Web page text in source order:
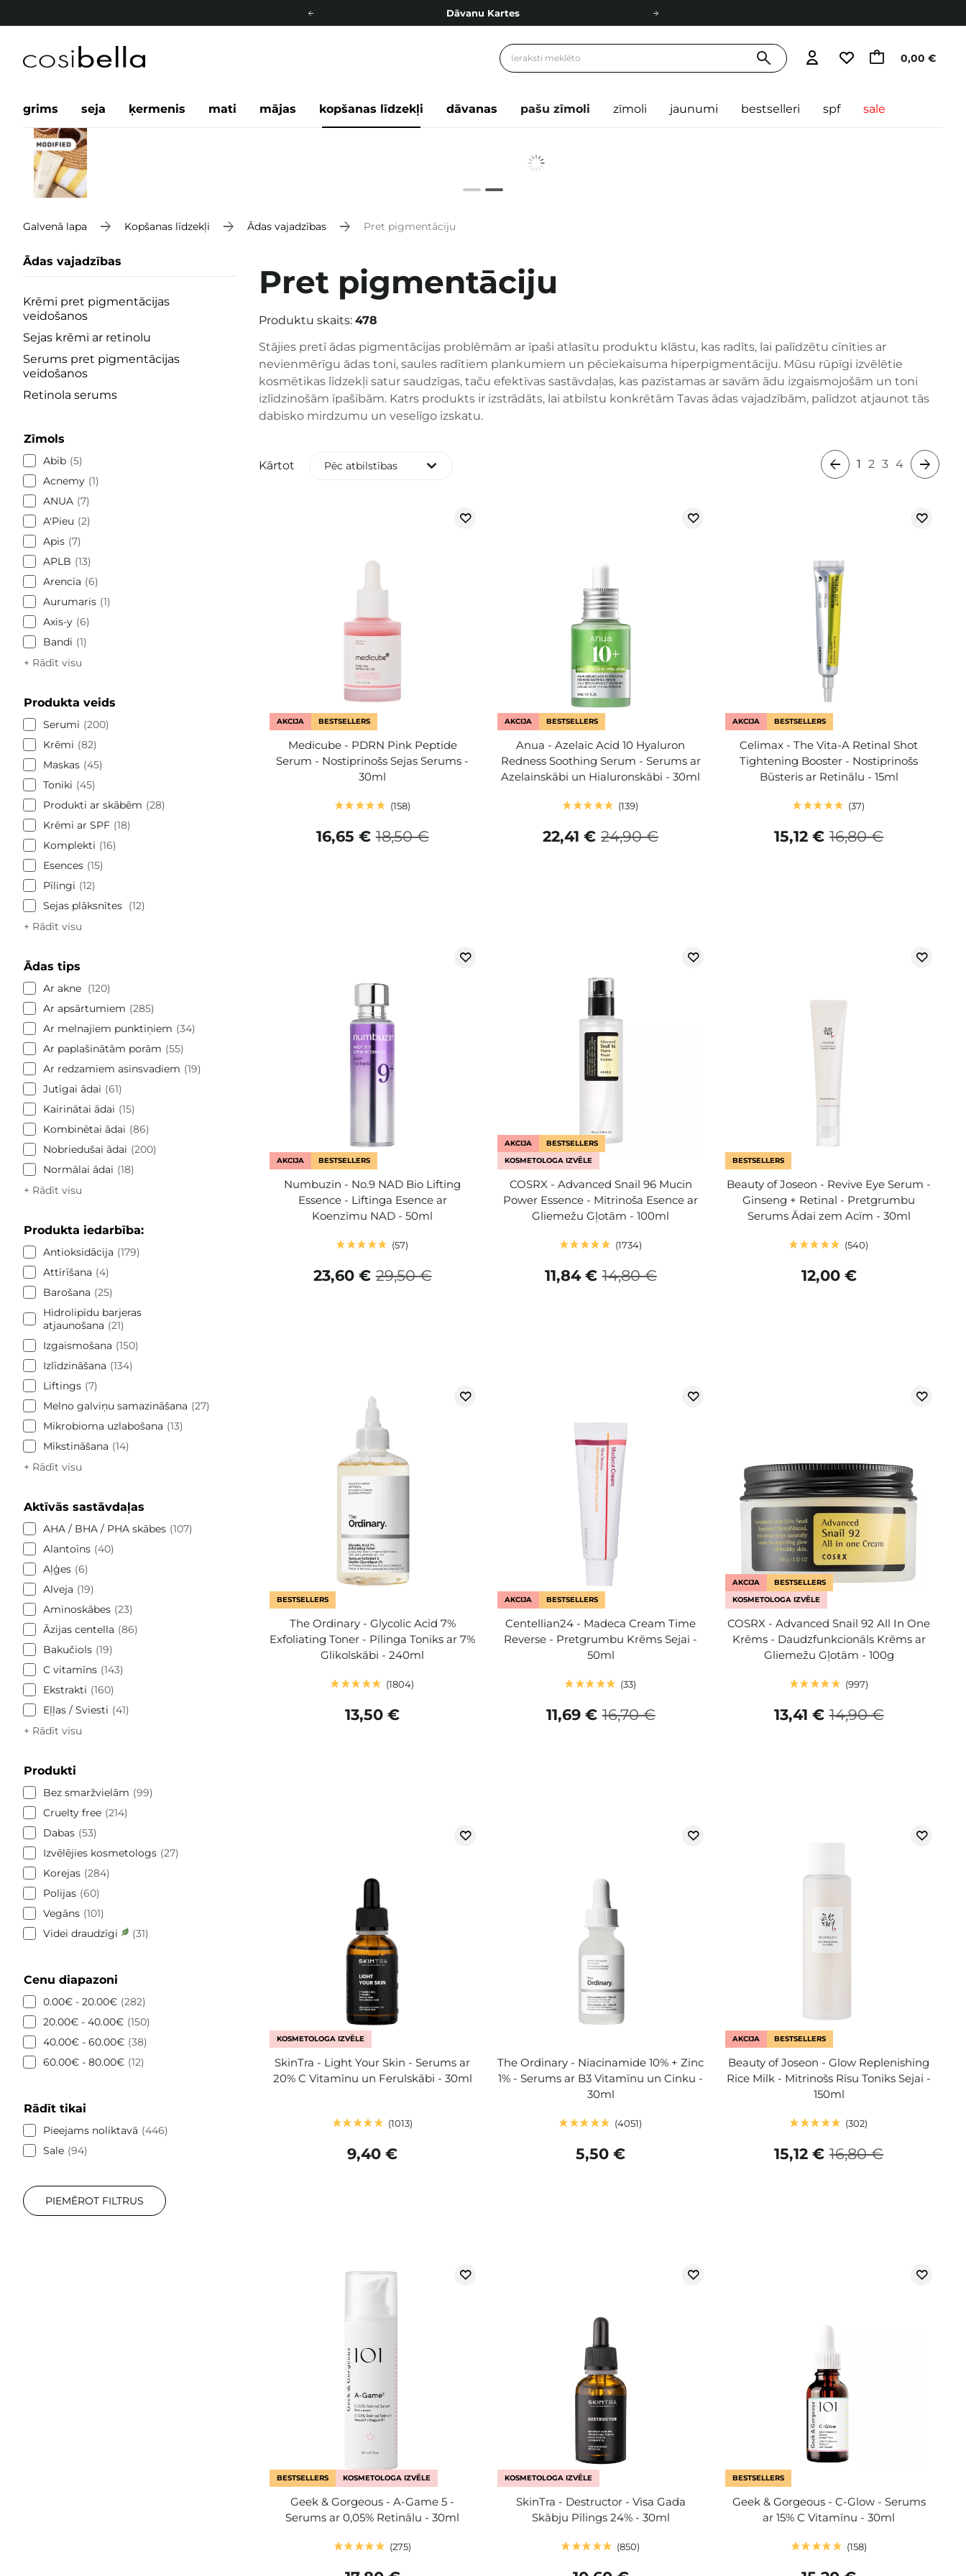
Dāvanu Kartes
Bezmaskas piegāde no 49,00 € 0,00 €
grims seja ķermenis mati mājas kopšanas līdzekļi dāvanas pašu zīmoli zīmoli jaunumi bestselleri spf sale
Galvenā lapa Kopšanas līdzekļi Ādas vajadzības Pret pigmentāciju
Ādas vajadzības
Krēmi pret pigmentācijas
veidošanos
Sejas krēmi ar retinolu
Serums pret pigmentācijas
veidošanos
Retinola serums
Zīmols
Abib 5
Acnemy 1
ANUA 7
A'Pieu
2
Apis 7
APLB
13
Arencia
6
Aurumaris 1
Axis-y 6
Bandi
1
+ Rādīt visu
Produkta veids
Serumi
200
Krēmi
82
Maskas 45
Toniki
45
Produkti ar skābēm
28
Krēmi ar SPF 18
Komplekti
16
Esences 15
Pīlingi
12
Sejas plāksnītes
12
+ Rādīt visu
Ādas tips
Ar akne
120
Ar apsārtumiem
285
Ar melnajiem punktiņiem
34
Ar paplašinātām porām
55
Ar redzamiem asinsvadiem
19
Jutīgai ādai
61
Kairinātai ādai
15
Kombinētai ādai
86
Nobriedušai ādai
200
Normālai ādai
18
+ Rādīt visu
Produkta iedarbība:
Antioksidācija
179
Attīrīšana
4
Barošana
25
Hidrolipīdu barjeras
atjaunošana
21
Izgaismošana
150
Izlīdzināšana
134
Liftings 7
Melno galviņu samazināšana
27
Mikrobioma uzlabošana
13
Mīkstināšana
14
+ Rādīt visu
Aktīvās sastāvdaļas
AHA / BHA / PHA skābes 107
Alantoīns 40
Aļģes 6
Alveja
19
Aminoskābes 23
Āzijas centella
86
Bakučiols 19
C vitamīns 143
Ekstrakti
160
Eļļas / Sviesti
41
+ Rādīt visu
Produkti
Bez smaržvielām
99
Cruelty free 214
Dabas 53
Izvēlējies kosmetologs 27
Korejas 284
Polijas 60
Vegāns 101
Videi draudzīgi
31
Cenu diapazoni
0.00€ - 20.00€ 282
20.00€ - 40.00€ 150
40.00€ - 60.00€ 38
60.00€ - 80.00€ 12
Rādīt tikai
Pieejams noliktavā
446
Sale 94
PIEMĒROT FILTRUS
Pret pigmentāciju
Produktu skaits: 478
Stājies pretī ādas pigmentācijas problēmām ar īpaši atlasītu produktu klāstu, kas radīts, lai palīdzētu cīnīties ar
nevienmērīgu ādas toni, saules radītiem plankumiem un pēciekaisuma hiperpigmentāciju. Mūsu rūpīgi izvēlētie
kosmētikas līdzekļi satur saudzīgas, taču efektīvas sastāvdaļas, kas pazīstamas ar savām ādu izgaismojošām un toni
izlīdzinošām īpašībām. Katrs produkts ir izstrādāts, lai atbilstu konkrētām Tavas ādas vajadzībām, palīdzot atjaunot tās
dabisko mirdzumu un veselīgo izskatu.
Kārtot Pēc atbilstības 1 2 3 4
AKCIJA BESTSELLERS
Medicube - PDRN Pink Peptide
Serum - Nostiprinošs Sejas Serums -
30ml
158
18,50 €
16,65 €
AKCIJA BESTSELLERS
Anua - Azelaic Acid 10 Hyaluron
Redness Soothing Serum - Serums ar
Azelainskābi un Hialuronskābi - 30ml
139
24,90 €
22,41 €
AKCIJA BESTSELLERS
Celimax - The Vita-A Retinal Shot
Tightening Booster - Nostiprinošs
Būsteris ar Retinālu - 15ml
37
16,80 €
15,12 €
AKCIJA BESTSELLERS
Numbuzin - No.9 NAD Bio Lifting
Essence - Liftinga Esence ar
Koenzīmu NAD - 50ml
57
29,50 €
23,60 €
AKCIJA
BESTSELLERS
KOSMETOLOGA IZVĒLE
COSRX - Advanced Snail 96 Mucin
Power Essence - Mitrinoša Esence ar
Gliemežu Gļotām - 100ml
1734
14,80 €
11,84 €
BESTSELLERS
Beauty of Joseon - Revive Eye Serum -
Ginseng + Retinal - Pretgrumbu
Serums Ādai zem Acīm - 30ml
540
12,00 €
BESTSELLERS
The Ordinary - Glycolic Acid 7%
Exfoliating Toner - Pīlinga Toniks ar 7%
Glikolskābi - 240ml
1804
13,50 €
AKCIJA BESTSELLERS
Centellian24 - Madeca Cream Time
Reverse - Pretgrumbu Krēms Sejai -
50ml
33
16,70 €
11,69 €
AKCIJA
BESTSELLERS
KOSMETOLOGA IZVĒLE
COSRX - Advanced Snail 92 All In One
Krēms - Daudzfunkcionāls Krēms ar
Gliemežu Gļotām - 100g
997
14,90 €
13,41 €
KOSMETOLOGA IZVĒLE
SkinTra - Light Your Skin - Serums ar
20% C Vitamīnu un Ferulskābi - 30ml
1013
9,40 €
The Ordinary - Niacinamide 10% + Zinc
1% - Serums ar B3 Vitamīnu un Cinku -
30ml
4051
5,50 €
AKCIJA BESTSELLERS
Beauty of Joseon - Glow Replenishing
Rice Milk - Mitrinošs Rīsu Toniks Sejai -
150ml
302
16,80 €
15,12 €
BESTSELLERS KOSMETOLOGA IZVĒLE
Geek & Gorgeous - A-Game 5 -
Serums ar 0,05% Retinālu - 30ml
275
KOSMETOLOGA IZVĒLE
SkinTra - Destructor - Visa Gada
Skābju Pīlings 24% - 30ml
850
BESTSELLERS
Geek & Gorgeous - C-Glow - Serums
ar 15% C Vitamīnu - 30ml
158